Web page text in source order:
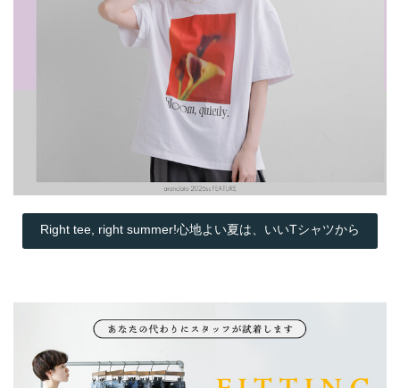
Right tee, right summer!心地よい夏は、いいTシャツから